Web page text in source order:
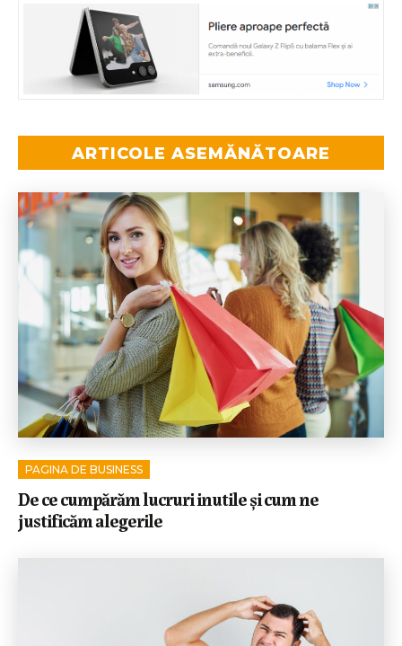
ARTICOLE ASEMĂNĂTOARE
PAGINA DE BUSINESS
De ce cumpărăm lucruri inutile și cum ne
justificăm alegerile